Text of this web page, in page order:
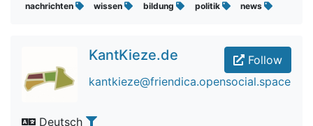
nachrichten wissen bildung politik news
Follow
KantKieze.de
kantkieze@friendica.opensocial.space
Deutsch